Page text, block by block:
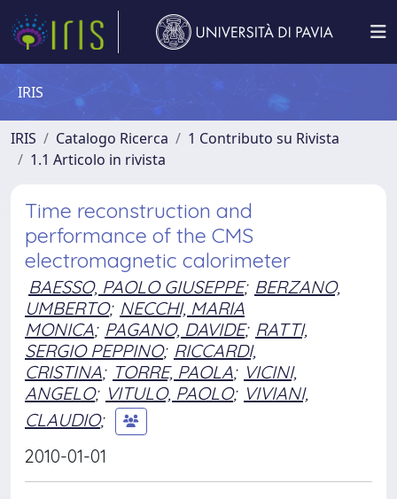
IRIS
IRIS Catalogo Ricerca
1 Contributo su Rivista
1.1 Articolo in rivista
Time reconstruction and
performance of the CMS
electromagnetic calorimeter
BAESSO, PAOLO GIUSEPPE; BERZANO,
UMBERTO; NECCHI, MARIA
MONICA; PAGANO, DAVIDE; RATTI,
SERGIO PEPPINO; RICCARDI,
CRISTINA; TORRE, PAOLA; VICINI,
ANGELO; VITULO, PAOLO; VIVIANI,
CLAUDIO;
2010-01-01